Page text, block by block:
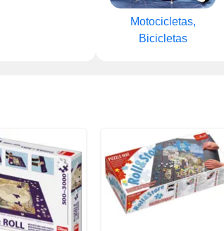
Motocicletas,
Bicicletas